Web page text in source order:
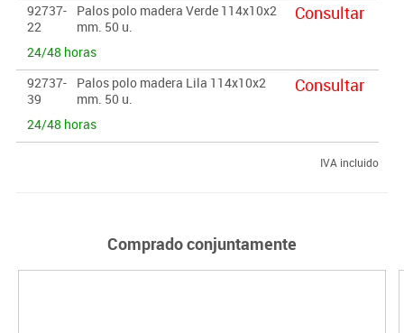
92737-
22
Palos polo madera Verde 114x10x2
mm. 50 u.
24/48 horas
Consultar
92737-
39
Palos polo madera Lila 114x10x2
mm. 50 u.
24/48 horas
Consultar
IVA incluido
Comprado conjuntamente